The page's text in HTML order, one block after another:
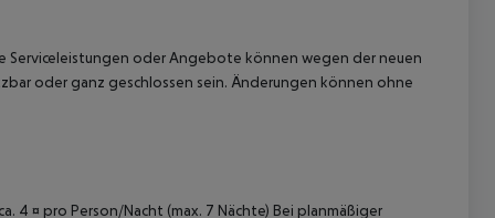
Serviceleistungen oder Angebote können wegen der neuen
oder ganz geschlossen sein. Änderungen können ohne
4 ¤ pro Person/Nacht (max. 7 Nächte) Bei planmäßiger